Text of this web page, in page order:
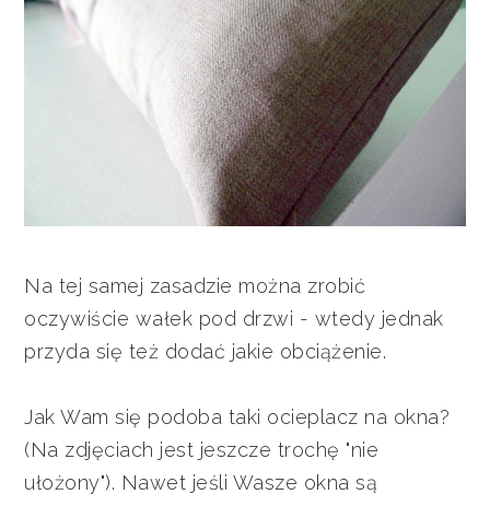
Na tej samej zasadzie można zrobić
oczywiście wałek pod drzwi - wtedy jednak
przyda się też dodać jakie obciążenie.
Jak Wam się podoba taki ocieplacz na okna?
(Na zdjęciach jest jeszcze trochę "nie
ułożony"). Nawet jeśli Wasze okna są